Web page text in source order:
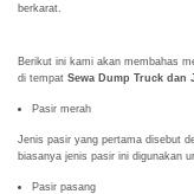
berkarat.
Berikut ini kami akan membahas
di tempat Sewa Dump Truck
Pasir merah
Jenis pasir yang pertama disebut
biasanya jenis pasir ini digunakan
Pasir pasang